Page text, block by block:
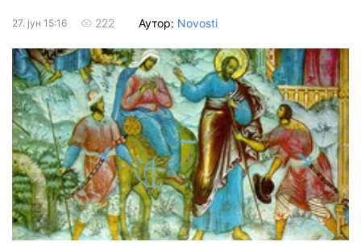
27. јун 15:16 222 Аутор: Novosti